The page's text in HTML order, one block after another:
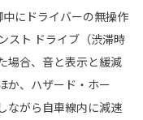
にドライバーの無操作
スト ドライブ（渋滞時
場合、音と表示と緩減
か、ハザード・ホー
ながら自車線内に減速